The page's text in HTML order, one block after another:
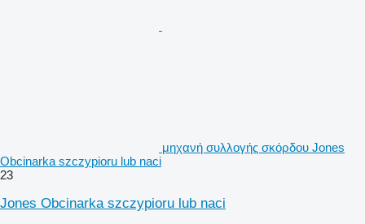
μηχανή συλλογής σκόρδου Jones
Obcinarka szczypioru lub naci
23
Jones Obcinarka szczypioru lub naci